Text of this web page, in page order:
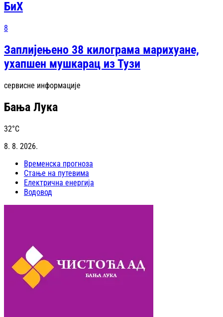
БиХ
8
Заплијењено 38 килограма марихуане,
ухапшен мушкарац из Тузи
сервисне информације
Бања Лука
32°C
8. 8. 2026.
Временска прогноза
Стање на путевима
Електрична енергија
Водовод